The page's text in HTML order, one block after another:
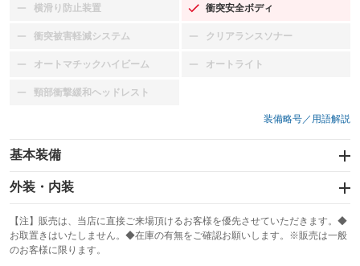
横滑り防止装置
：装備なし 衝突安全ボディ
：装備あり
衝突被害軽減システム
：装備なし クリアランスソナー
：装備なし
オートマチックハイビーム
：装備なし オートライト
：装備なし
頸部衝撃緩和ヘッドレスト
：装備なし
装備略号／用語解説
基本装備
エアバッグ：運転席/助手席
：装備あり
：装備あり
サンルーフ
：装備なし ABS
外装・内装
カーナビ
：装備なし
TV
：装備なし
【注】販売は、当店に直接ご来場頂けるお客様を優先させていただきます。◆
お取置きはいたしません。◆在庫の有無をご確認お願いします。※販売は一般
のお客様に限ります。